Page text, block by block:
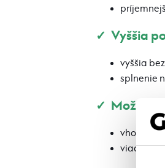
✓ Vyššia
vyššia
splnenie
✓ Možnosť
vhodné aj
viac